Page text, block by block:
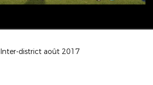
Inter-district août 2017